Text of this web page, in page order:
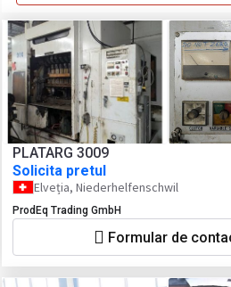
PLATARG 3009
Solicita pretul
Elveția, Niederhelfenschwil
ProdEq Trading GmbH
Formular de